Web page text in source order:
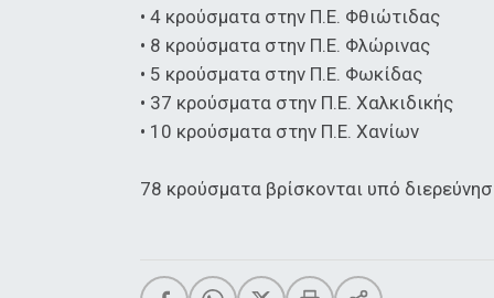
• 4 κρούσματα στην Π.Ε. Φθιώτιδας
• 8 κρούσματα στην Π.Ε. Φλώρινας
• 5 κρούσματα στην Π.Ε. Φωκίδας
• 37 κρούσματα στην Π.Ε. Χαλκιδικής
• 10 κρούσματα στην Π.Ε. Χανίων
78 κρούσματα βρίσκονται υπό